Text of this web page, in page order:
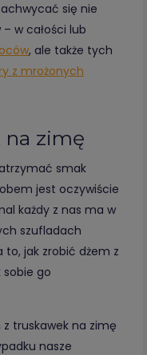
się nie
w całości lub
, ale także tych
z mrożonych
na zimę
smak
jest oczywiście
każdy z nas ma w
szufladach
to, jak zrobić dżem z
go
truskawek na zimę
nasze